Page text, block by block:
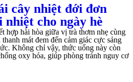
cây nhiệt đới đơn
cho ngày hè
hợp hài hòa giữa vị trà thơm nhẹ cùng
mát đem đến cảm giác cực sảng
Không chỉ vậy, thức uống này còn
oxy hóa, giúp phòng tránh nguy cơ